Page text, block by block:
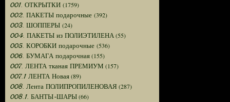
001. ОТКРЫТКИ (1759)
002. ПАКЕТЫ подарочные (392)
003. ШОППЕРЫ (24)
004. ПАКЕТЫ из ПОЛИЭТИЛЕНА(55)
005. КОРОБКИ подарочные (536)
006. БУМАГА подарочная(155)
007. ЛЕНТА тканая ПРЕМИУМ (157)
007.1 ЛЕНТА Новая(89)
008. Лента ПОЛИПРОПИЛЕНОВАЯ (287)
008.1. БАНТЫ-ШАРЫ(66)